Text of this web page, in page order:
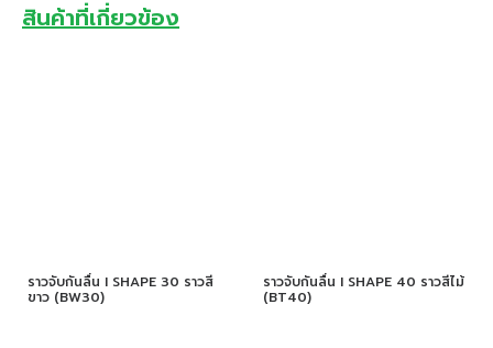
สินค้าที่เกี่ยวข้อง
ราวจับกันลื่น I SHAPE 30 ราวสี
ขาว (BW30)
ราวจับกันลื่น I SHAPE 40 ราวสีไม้
(BT40)